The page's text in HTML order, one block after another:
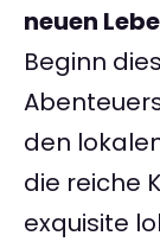
neuen
Beginn
den
die reiche
exquisite